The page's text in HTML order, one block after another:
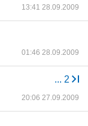
13:41 28.09.2009
01:46 28.09.2009
... 2
20:06 27.09.2009